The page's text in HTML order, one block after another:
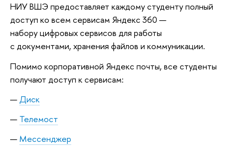
НИУ ВШЭ предоставляет каждому студенту полный
доступ ко всем сервисам Яндекс 360 —
набору цифровых сервисов для работы
с документами, хранения файлов и коммуникации.
Помимо корпоративной Яндекс почты, все студенты
получают доступ к сервисам:
Диск
Телемост
Мессенджер